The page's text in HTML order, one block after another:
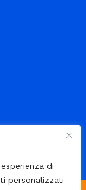
di
personalizzati